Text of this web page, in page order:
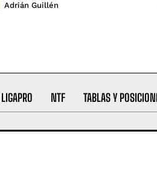
Adrián Guillén
LIGAPRO NTF TABLAS Y